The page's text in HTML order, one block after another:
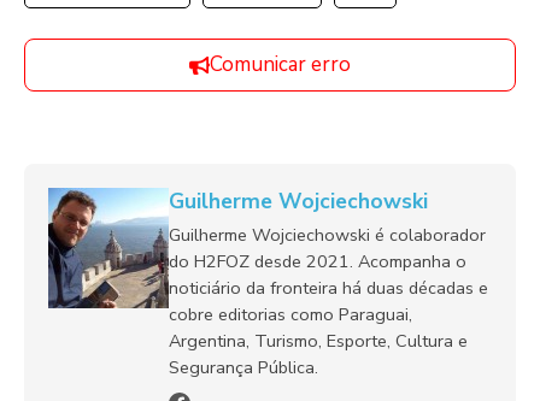
Comunicar erro
Guilherme Wojciechowski
Guilherme Wojciechowski é colaborador
do H2FOZ desde 2021. Acompanha o
noticiário da fronteira há duas décadas e
cobre editorias como Paraguai,
Argentina, Turismo, Esporte, Cultura e
Segurança Pública.